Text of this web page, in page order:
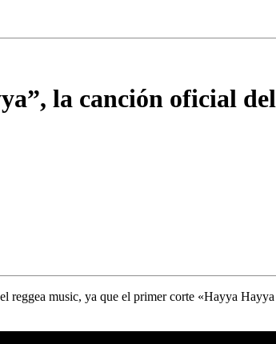
la canción oficial
reggea music, ya que el primer corte «Hayya